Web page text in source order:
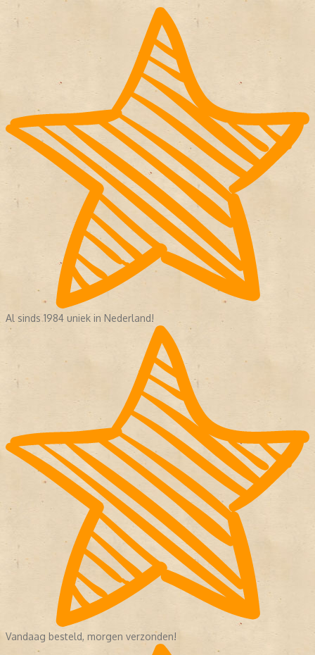
Al sinds 1984 uniek in Nederland!
Vandaag besteld, morgen verzonden!